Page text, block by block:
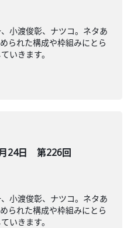
小渡俊彰、ナツコ。ネタあ
られた構成や枠組みにとら
いきます。
24日 第226回
小渡俊彰、ナツコ。ネタあ
られた構成や枠組みにとら
いきます。